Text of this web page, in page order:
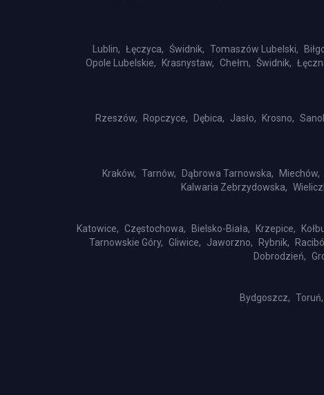
Lublin, Łęczyca, Świdnik, Tomaszów Lubelski,
Opole Lubelskie,
Krasnystaw, Chełm, Šwidnik,
Rzeszów,
Ropczyce, Dębica, Jasło, Krosno,
Kraków, Tarnów, Dąbrowa Tarnowska, Miechów,
Kalwaria Zebrzydowska,
Katowice, Częstochowa, Bielsko-Biała, Krzepice,
Tarnowskie Góry, Gliwice, Jaworzno, Rybnik,
Dobrodzień,
Bydgoszcz, Toruń,